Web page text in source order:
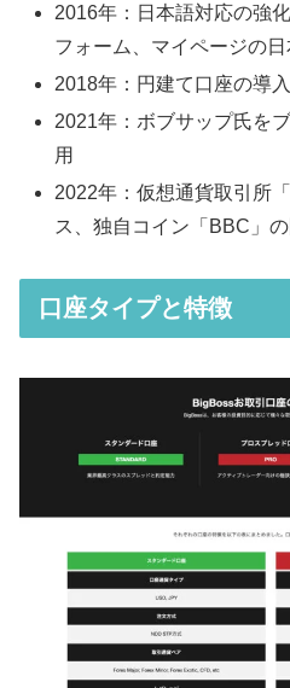
2016年：日本語対応の強
フォーム、マイページの日
2018年：円建て口座の導入
2021年：ボブサップ氏を
用
2022年：仮想通貨取引所
ス、独自コイン「BBC」
口座タイプと特徴